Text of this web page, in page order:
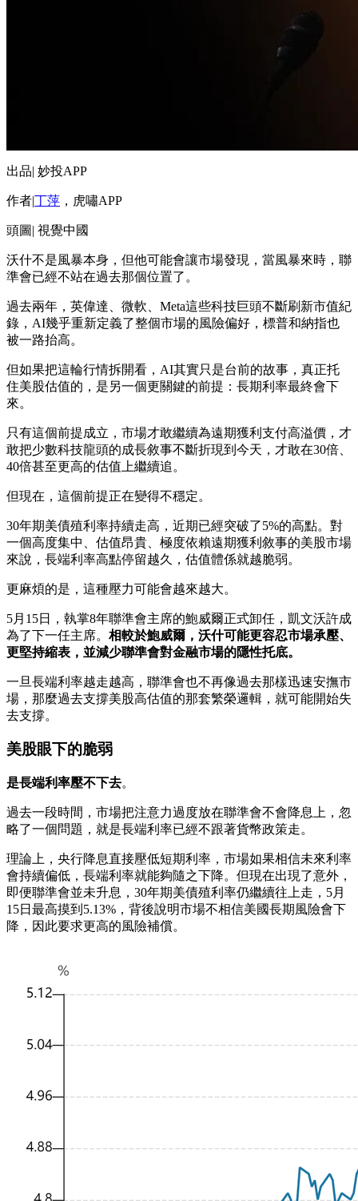
出品| 妙投APP
作者|丁萍 ，虎嘯APP
頭圖| 視覺中國
沃什不是風暴本身，但他可能會讓市場發現，當風暴來時，聯
準會已經不站在過去那個位置了。
過去兩年，英偉達、微軟、Meta這些科技巨頭不斷刷新市值紀
錄，AI幾乎重新定義了整個市場的風險偏好，標普和納指也
被一路抬高。
但如果把這輪行情拆開看，AI其實只是台前的故事，真正托
住美股估值的，是另一個更關鍵的前提：長期利率最終會下
來。
只有這個前提成立，市場才敢繼續為遠期獲利支付高溢價，才
敢把少數科技龍頭的成長敘事不斷折現到今天，才敢在30倍、
40倍甚至更高的估值上繼續追。
但現在，這個前提正在變得不穩定。
30年期美債殖利率持續走高，近期已經突破了5%的高點。對
一個高度集中、估值昂貴、極度依賴遠期獲利敘事的美股市場
來說，長端利率高點停留越久，估值體係就越脆弱。
更麻煩的是，這種壓力可能會越來越大。
5月15日，執掌8年聯準會主席的鮑威爾正式卸任，凱文沃許成
為了下一任主席。 相較於鮑威爾，沃什可能更容忍市場承壓、
更堅持縮表，並減少聯準會對金融市場的隱性托底。
一旦長端利率越走越高，聯準會也不再像過去那樣迅速安撫市
場，那麼過去支撐美股高估值的那套繁榮邏輯，就可能開始失
去支撐。
美股眼下的脆弱
是長端利率壓不下去。
過去一段時間，市場把注意力過度放在聯準會不會降息上，忽
略了一個問題，就是長端利率已經不跟著貨幣政策走。
理論上，央行降息直接壓低短期利率，市場如果相信未來利率
會持續偏低，長端利率就能夠隨之下降。但現在出現了意外，
即便聯準會並未升息，30年期美債殖利率仍繼續往上走，5月
15日最高摸到5.13%，背後說明市場不相信美國長期風險會下
降，因此要求更高的風險補償。